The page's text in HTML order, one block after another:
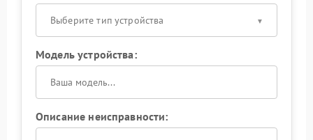
Выберите тип устройства
Модель устройства:
Описание неисправности: